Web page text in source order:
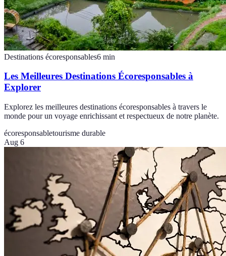
Destinations écoresponsables6 min
Les Meilleures Destinations Écoresponsables à
Explorer
Explorez les meilleures destinations écoresponsables à travers le
monde pour un voyage enrichissant et respectueux de notre planète.
écoresponsabletourisme durable
Aug 6